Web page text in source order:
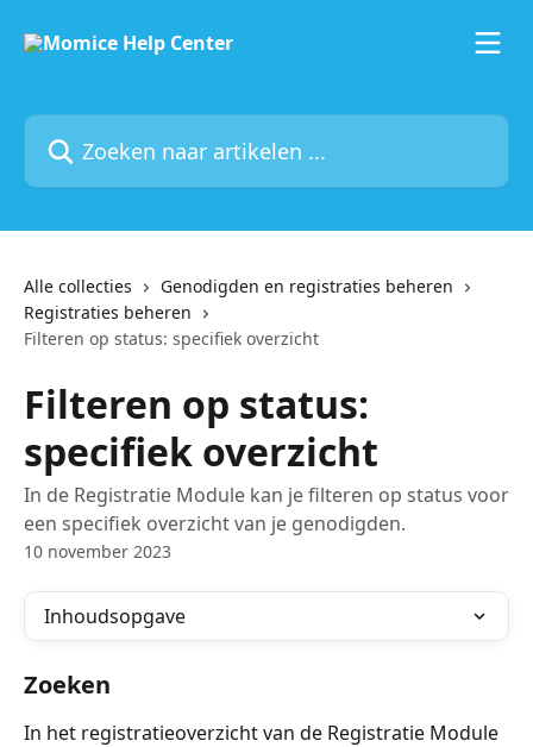
Zoeken naar artikelen ...
Alle collecties
Genodigden en registraties beheren
Registraties beheren
Filteren op status: specifiek overzicht
Filteren op status:
specifiek overzicht
In de Registratie Module kan je filteren op status voor
een specifiek overzicht van je genodigden.
10 november 2023
Inhoudsopgave
Zoeken
In het registratieoverzicht van de Registratie Module